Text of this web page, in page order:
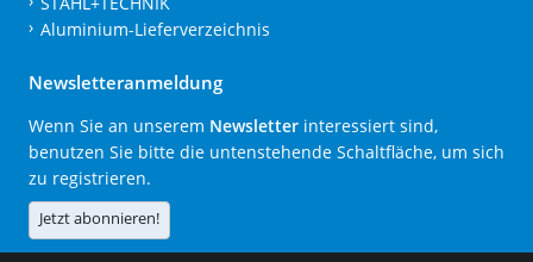
Aluminium-Lieferverzeichnis
Newsletteranmeldung
Wenn Sie an unserem Newsletter interessiert sind,
benutzen Sie bitte die untenstehende Schaltfläche, um sich
zu registrieren.
Jetzt abonnieren!